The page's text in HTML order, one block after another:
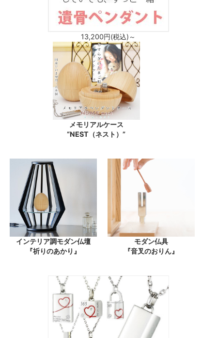
13,200円(税込)～
メモリアルケース
“NEST（ネスト）”
インテリア調モダン仏壇
『祈りのあかり』
モダン仏具
『音叉のおりん』